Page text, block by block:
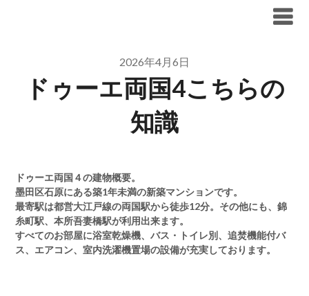
2026年4月6日
ドゥーエ両国4こちらの
知識
ドゥーエ両国４の建物概要。
墨田区石原にある築1年未満の新築マンションです。
最寄駅は都営大江戸線の両国駅から徒歩12分。その他にも、錦
糸町駅、本所吾妻橋駅が利用出来ます。
すべてのお部屋に浴室乾燥機、バス・トイレ別、追焚機能付バ
ス、エアコン、室内洗濯機置場の設備が充実しております。